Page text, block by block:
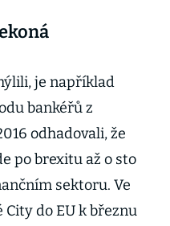
je například
bankéřů z
odhadovali, že
po brexitu až o sto
sektoru. Ve
do EU k březnu